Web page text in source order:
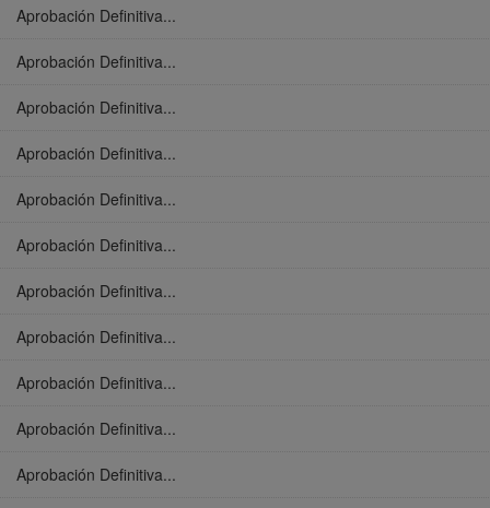
Aprobación Definitiva...
Aprobación Definitiva...
Aprobación Definitiva...
Aprobación Definitiva...
Aprobación Definitiva...
Aprobación Definitiva...
Aprobación Definitiva...
Aprobación Definitiva...
Aprobación Definitiva...
Aprobación Definitiva...
Aprobación Definitiva...